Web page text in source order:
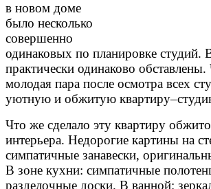
в новом доме
было несколько
совершенно
одинаковых по планировке студий.
практически одинаково
молодая пара после осмотра всех
уютную и обжитую
Что же сделало эту квартиру
интерьера. Недорогие картины на
симпатичные занавески,
В зоне кухни: симпатичные
разделочные доски. В ванной: